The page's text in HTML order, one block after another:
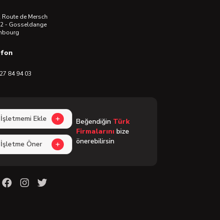
Route de Mersch
- Gosseldange
84 94 03
İşletmemi Ekle
İşletme Öner
Beğendiğin Türk
Firmalarını bize
önerebilirsin